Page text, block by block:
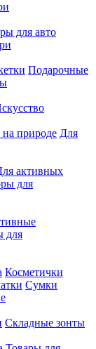
для авто
Подарочные
природе Для
активных
для
для
Косметички
Сумки
Складные зонты